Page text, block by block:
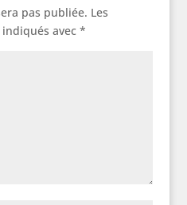
pas publiée. Les
avec *